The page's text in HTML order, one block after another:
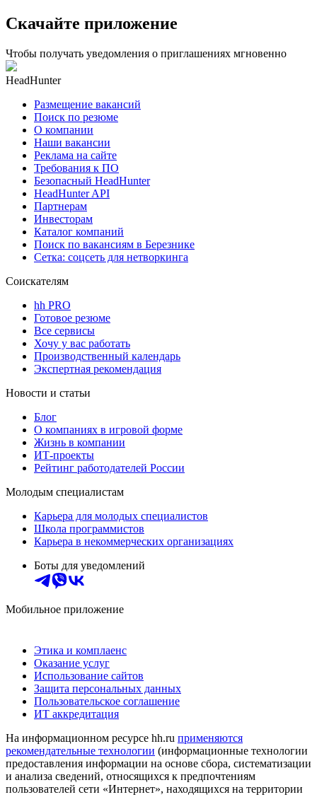
Скачайте приложение
Чтобы получать уведомления о приглашениях мгновенно
HeadHunter
Размещение вакансий
Поиск по резюме
О компании
Наши вакансии
Реклама на сайте
Требования к ПО
Безопасный HeadHunter
HeadHunter API
Партнерам
Инвесторам
Каталог компаний
Поиск по вакансиям в Березнике
Сетка: соцсеть для нетворкинга
Соискателям
hh PRO
Готовое резюме
Все сервисы
Хочу у вас работать
Производственный календарь
Экспертная рекомендация
Новости и статьи
Блог
О компаниях в игровой форме
Жизнь в компании
ИТ-проекты
Рейтинг работодателей России
Молодым специалистам
Карьера для молодых специалистов
Школа программистов
Карьера в некоммерческих организациях
Боты для уведомлений
Мобильное приложение
Этика и комплаенс
Оказание услуг
Использование сайтов
Защита персональных данных
Пользовательское соглашение
ИТ аккредитация
На информационном ресурсе hh.ru применяются
рекомендательные технологии (информационные технологии
предоставления информации на основе сбора, систематизации
и анализа сведений, относящихся к предпочтениям
пользователей сети «Интернет», находящихся на территории